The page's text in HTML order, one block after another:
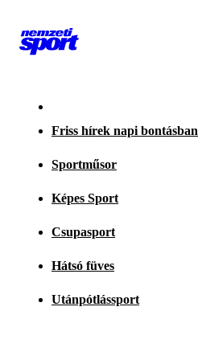
Friss hírek napi bontásban
Sportműsor
Képes Sport
Csupasport
Hátsó füves
Utánpótlássport